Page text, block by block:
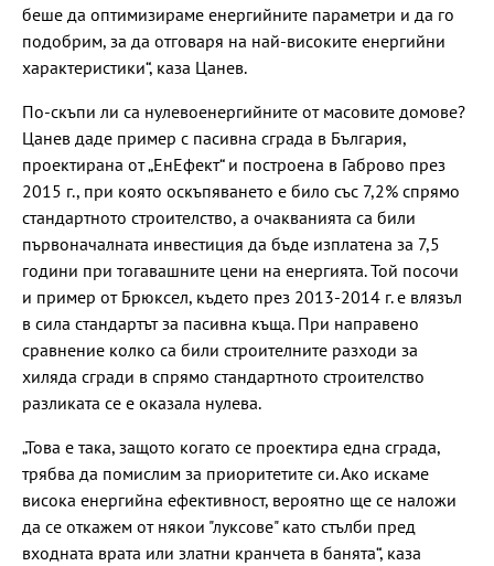
беше да оптимизираме енергийните параметри и да го
подобрим, за да отговаря на най-високите енергийни
характеристики“, каза Цанев.
По-скъпи ли са нулевоенергийните от масовите домове?
Цанев даде пример с пасивна сграда в България,
проектирана от „ЕнЕфект“ и построена в Габрово през
2015 г., при която оскъпяването е било със 7,2% спрямо
стандартното строителство, а очакванията са били
първоначалната инвестиция да бъде изплатена за 7,5
години при тогавашните цени на енергията. Той посочи
и пример от Брюксел, където през 2013-2014 г. е влязъл
в сила стандартът за пасивна къща. При направено
сравнение колко са били строителните разходи за
хиляда сгради в спрямо стандартното строителство
разликата се е оказала нулева.
„Това е така, защото когато се проектира една сграда,
трябва да помислим за приоритетите си. Ако искаме
висока енергийна ефективност, вероятно ще се наложи
да се откажем от някои "луксове" като стълби пред
входната врата или златни кранчета в банята“, каза